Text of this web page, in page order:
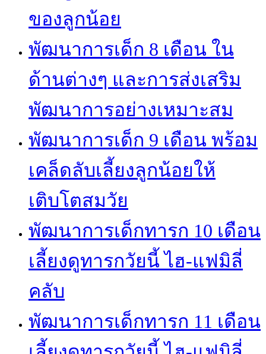
ของลูกน้อย
พัฒนาการเด็ก 8 เดือน ใน
ด้านต่างๆ และการส่งเสริม
พัฒนาการอย่างเหมาะสม
พัฒนาการเด็ก 9 เดือน พร้อม
เคล็ดลับเลี้ยงลูกน้อยให้
เติบโตสมวัย
พัฒนาการเด็กทารก 10 เดือน
เลี้ยงดูทารกวัยนี้ ไฮ-แฟมิลี่
คลับ
พัฒนาการเด็กทารก 11 เดือน